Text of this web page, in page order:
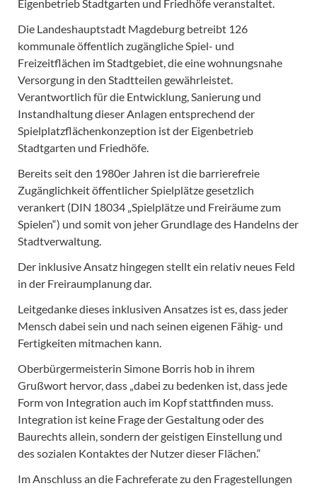
Eigenbetrieb Stadtgarten und Friedhöfe veranstaltet.
Die Landeshauptstadt Magdeburg betreibt 126
kommunale öffentlich zugängliche Spiel- und
Freizeitflächen im Stadtgebiet, die eine wohnungsnahe
Versorgung in den Stadtteilen gewährleistet.
Verantwortlich für die Entwicklung, Sanierung und
Instandhaltung dieser Anlagen entsprechend der
Spielplatzflächenkonzeption ist der Eigenbetrieb
Stadtgarten und Friedhöfe.
Bereits seit den 1980er Jahren ist die barrierefreie
Zugänglichkeit öffentlicher Spielplätze gesetzlich
verankert (DIN 18034 „Spielplätze und Freiräume zum
Spielen“) und somit von jeher Grundlage des Handelns der
Stadtverwaltung.
Der inklusive Ansatz hingegen stellt ein relativ neues Feld
in der Freiraumplanung dar.
Leitgedanke dieses inklusiven Ansatzes ist es, dass jeder
Mensch dabei sein und nach seinen eigenen Fähig- und
Fertigkeiten mitmachen kann.
Oberbürgermeisterin Simone Borris hob in ihrem
Grußwort hervor, dass „dabei zu bedenken ist, dass jede
Form von Integration auch im Kopf stattfinden muss.
Integration ist keine Frage der Gestaltung oder des
Baurechts allein, sondern der geistigen Einstellung und
des sozialen Kontaktes der Nutzer dieser Flächen.“
Im Anschluss an die Fachreferate zu den Fragestellungen